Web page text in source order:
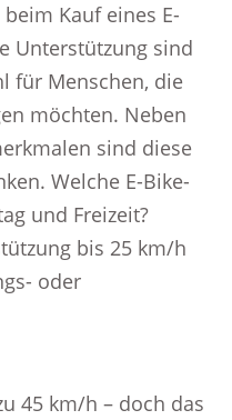
Kauf eines E-
Unterstützung sind
für Menschen, die
möchten. Neben
sind diese
Welche E-Bike-
und Freizeit?
bis 25 km/h
oder
45 km/h – doch das